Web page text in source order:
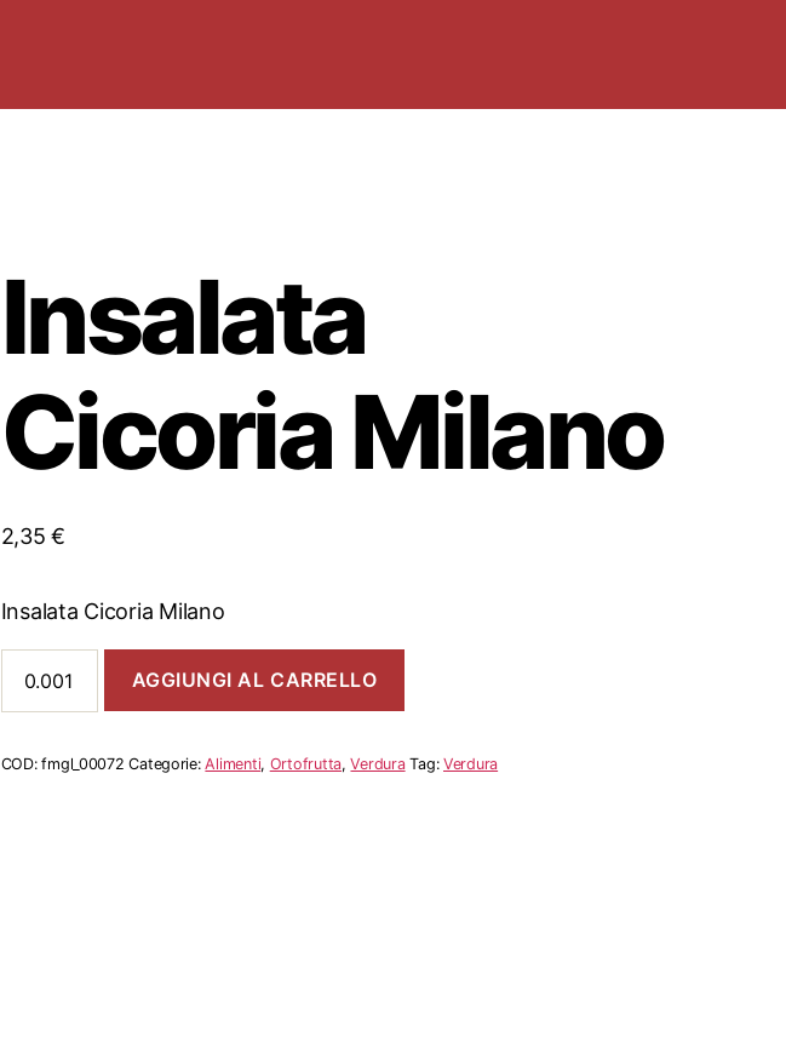
Insalata
Cicoria Milano
2,35€
Insalata Cicoria Milano
Cicoria
Milano
AGGIUNGI AL CARRELLO
COD:fmgl_00072 Categorie:Alimenti, Ortofrutta,Verdura Tag: Verdura